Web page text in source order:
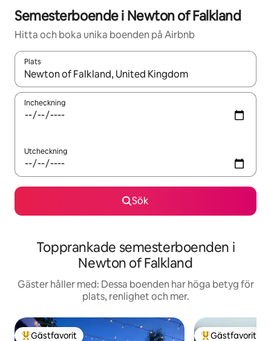
Semesterboende i Newton of Falkland
Hitta och boka unika boenden på Airbnb
Plats
När resultaten är tillgängliga kan du navigera med upp- och
Incheckning
Utcheckning
Sök
Topprankade semesterboenden i
Newton of Falkland
Gäster håller med: Dessa boenden har höga betyg för
plats, renlighet och mer.
Gästfavorit Gästfavorit